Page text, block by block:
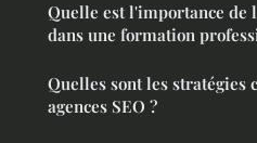
Quelle est l'importance de
dans une formation
Quelles sont les stratégies
agences SEO ?